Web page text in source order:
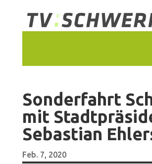
Sonderfahrt
mit
Sebastian
Feb. 7, 2020